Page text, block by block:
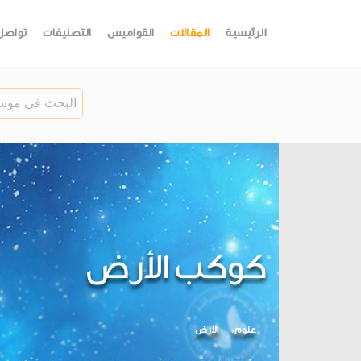
الرئيسية المقالات القواميس التصنيفات
كوكب الأرض
علوم الأرض